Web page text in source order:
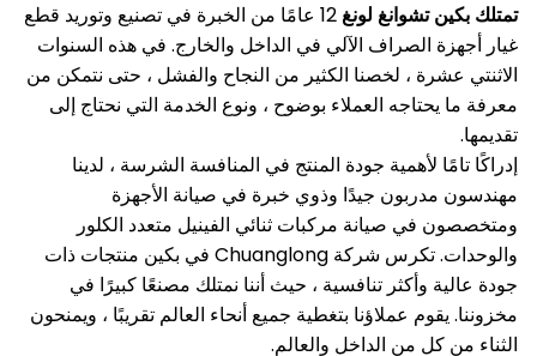
تمتلك بكين تشوانغ لونغ
12 عامًا من الخبرة في تصنيع وتوريد قطع
غيار أجهزة الصراف الآلي في الداخل والخارج. في هذه السنوات
الاثنتي عشرة ، لخصنا الكثير من النجاح والفشل ، حتى نتمكن من
معرفة ما يحتاجه العملاء بوضوح ، ونوع الخدمة التي نحتاج إلى
تقديمها.
إدراكًا تامًا لأهمية جودة المنتج في المنافسة الشرسة ، لدينا
مهندسون مدربون جيدًا وذوي خبرة في صيانة الأجهزة
ومتخصصون في صيانة مركبات ثنائي الفينيل متعدد الكلور
والوحدات.
تكرس شركة Chuanglong في بكين منتجات ذات
جودة عالية وأكثر تنافسية ، حيث أننا نمتلك مصنعًا كبيرًا في
مخزوننا.يقوم عملاؤنا بتغطية جميع أنحاء العالم تقريبًا ، ويمنحون
الثناء من كل من الداخل والعالم.